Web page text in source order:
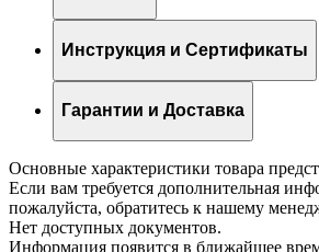
Инструкция и Сертификаты
Гарантии и Доставка
Основные характеристики товара
Если вам требуется дополнительная
пожалуйста, обратитесь к нашему
Нет доступных документов.
Информация появится в ближайшее